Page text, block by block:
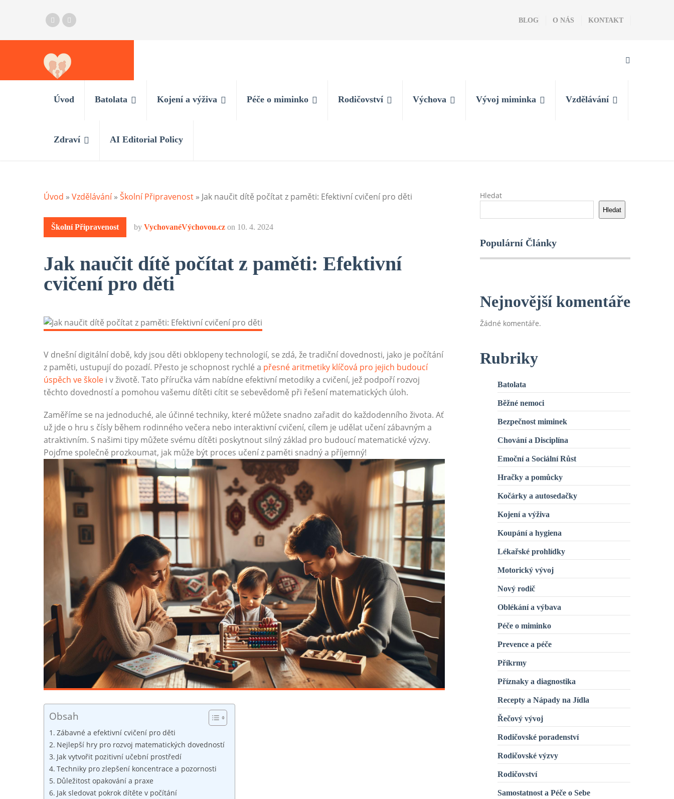
BLOG O NÁS KONTAKT
Úvod Batolata Kojení a výživa Péče o miminko Rodičovství Výchova Vývoj miminka Vzdělávání
Zdraví AI Editorial Policy
Úvod » Vzdělávání» Školní Připravenost » Jak naučit dítě počítat z paměti: Efektivní cvičení pro děti
Školní Připravenost by VychovanéVýchovou.cz on 10. 4. 2024
Jak naučit dítě počítat z paměti: Efektivní
cvičení pro děti
V dnešní digitální době, kdy jsou děti obklopeny technologií, se zdá, že tradiční dovednosti, jako je počítání
z paměti, ustupují do pozadí. Přesto je schopnost rychlé a přesné aritmetiky klíčová pro jejich budoucí
úspěch ve škole i v životě. Tato příručka vám nabídne efektivní metodiky a cvičení, jež podpoří rozvoj
těchto dovedností a pomohou vašemu dítěti cítit se sebevědomě při řešení matematických úloh.
Zaměříme se na jednoduché, ale účinné techniky, které můžete snadno zařadit do každodenního života. Ať
už jde o hru s čísly během rodinného večera nebo interaktivní cvičení, cílem je udělat učení zábavným a
atraktivním. S našimi tipy můžete svému dítěti poskytnout silný základ pro budoucí matematické výzvy.
Pojďme společně prozkoumat, jak může být proces učení z paměti snadný a příjemný!
Obsah
Zábavné a efektivní cvičení pro děti
Nejlepší hry pro rozvoj matematických dovedností
Jak vytvořit pozitivní učební prostředí
Techniky pro zlepšení koncentrace a pozornosti
Důležitost opakování a praxe
Jak sledovat pokrok dítěte v počítání
Hledat
Hledat
Populární Články
Nejnovější komentáře
Žádné komentáře.
Rubriky
Batolata
Běžné nemoci
Bezpečnost miminek
Chování a Disciplína
Emoční a Sociální Růst
Hračky a pomůcky
Kočárky a autosedačky
Kojení a výživa
Koupání a hygiena
Lékařské prohlídky
Motorický vývoj
Nový rodič
Oblékání a výbava
Péče o miminko
Prevence a péče
Příkrmy
Příznaky a diagnostika
Recepty a Nápady na Jídla
Řečový vývoj
Rodičovské poradenství
Rodičovské výzvy
Rodičovství
Samostatnost a Péče o Sebe